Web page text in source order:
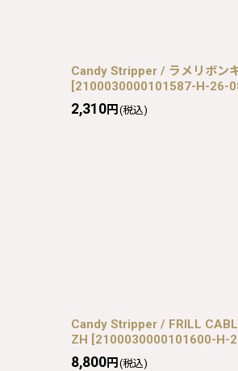
Candy Stripper / ラメリボン
[2100030000101587-H-26-
2,310円 (税込)
Candy Stripper / FRILL
ZH [2100030000101600-H-
8,800円 (税込)